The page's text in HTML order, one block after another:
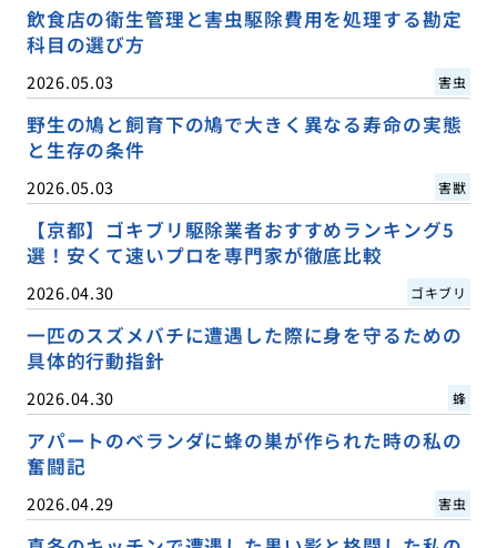
飲食店の衛生管理と害虫駆除費用を処理する勘定
科目の選び方
2026.05.03 害虫
野生の鳩と飼育下の鳩で大きく異なる寿命の実態
と生存の条件
2026.05.03 害獣
【京都】ゴキブリ駆除業者おすすめランキング5
選！安くて速いプロを専門家が徹底比較
2026.04.30 ゴキブリ
一匹のスズメバチに遭遇した際に身を守るための
具体的行動指針
2026.04.30 蜂
アパートのベランダに蜂の巣が作られた時の私の
奮闘記
2026.04.29 害虫